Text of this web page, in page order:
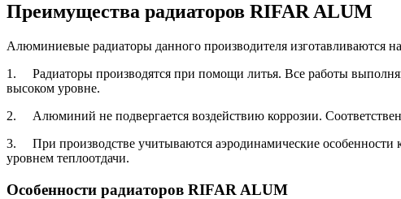
Преимущества радиаторов RIFAR ALUM
Алюминиевые радиаторы данного производителя изготавливаются
1.
Радиаторы производятся при помощи литья. Все работы
высоком уровне.
2.
Алюминий не подвергается воздействию коррозии.
3.
При производстве учитываются аэродинамические
уровнем теплоотдачи.
Особенности радиаторов RIFAR ALUM